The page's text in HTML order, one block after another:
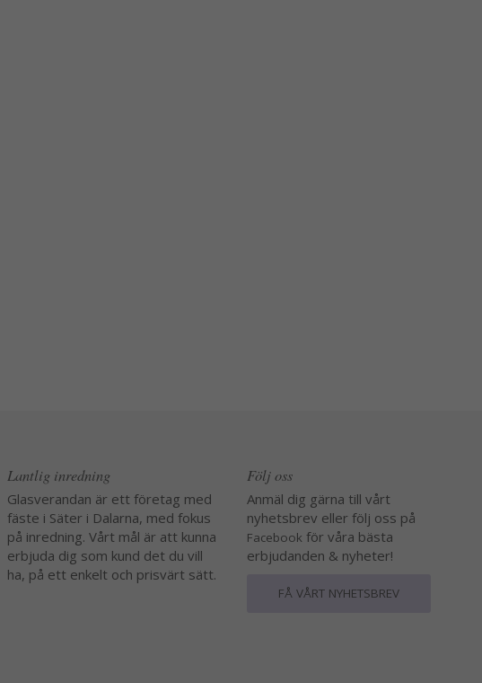
Lantlig inredning
Glasverandan är ett företag med
fäste i Säter i Dalarna, med fokus
på inredning. Vårt mål är att kunna
erbjuda dig som kund det du vill
ha, på ett enkelt och prisvärt sätt.
Följ oss
Anmäl dig gärna till vårt
nyhetsbrev eller följ oss på
Facebook för våra bästa
erbjudanden & nyheter!
FÅ VÅRT NYHETSBREV